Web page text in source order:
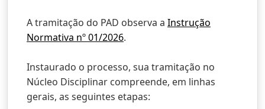
A tramitação do PAD observa a Instrução
Normativa nº 01/2026.
Instaurado o processo, sua tramitação no
Núcleo Disciplinar compreende, em linhas
gerais, as seguintes etapas: